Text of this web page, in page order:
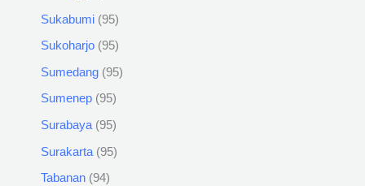
Sukabumi 95
Sukoharjo 95
Sumedang 95
Sumenep 95
Surabaya 95
Surakarta 95
Tabanan 94